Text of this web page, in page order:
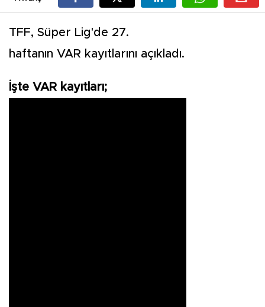
TFF, Süper Lig'de 27.
haftanın VAR kayıtlarını açıkladı.
İşte VAR kayıtları;